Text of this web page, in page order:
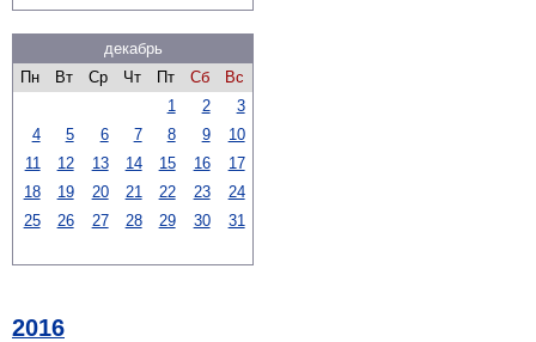
декабрь
Пн
Вт Ср Чт Пт Сб
Вс
1
2
3
4
5 6 7 8 9
10
11
12 13 14 15 16
17
18
19 20 21 22 23
24
25
26 27 28 29 30 31
2016